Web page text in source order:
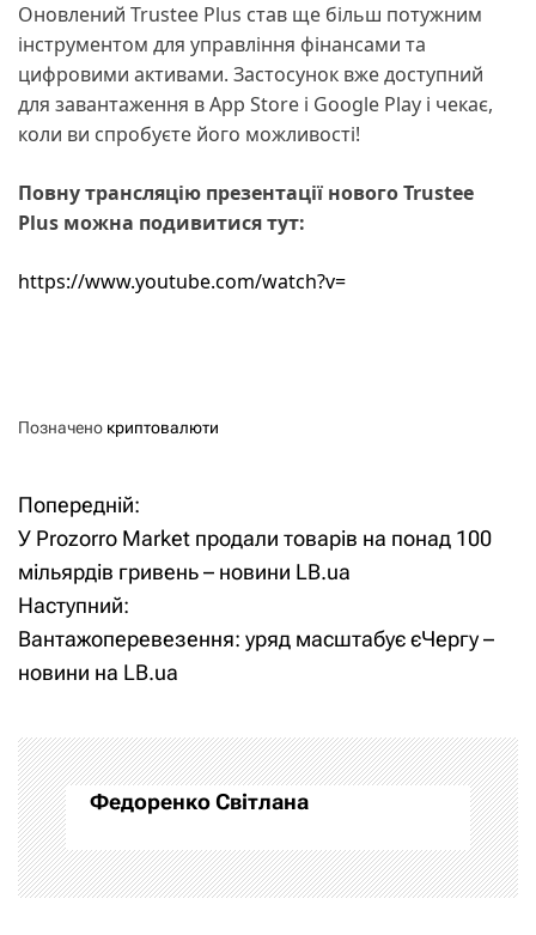
Оновлений Trustee Plus став ще більш потужним
інструментом для управління фінансами та
цифровими активами. Застосунок вже доступний
для завантаження в App Store і Google Play і чекає,
коли ви спробуєте його можливості!
Повну трансляцію презентації нового Trustee
Plus можна подивитися тут:
https://www.youtube.com/watch?v=
Позначено криптовалюти
Н
а
в
і
а
ц
і
Попередній:
У Prozorro Market продали товарів на понад 100
мільярдів гривень – новини LB.ua
Наступний:
Вантажоперевезення: уряд масштабує єЧергу –
новини на LB.ua
Федоренко Світлана